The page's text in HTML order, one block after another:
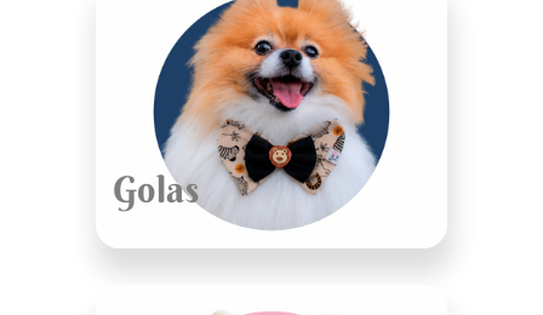
Golas